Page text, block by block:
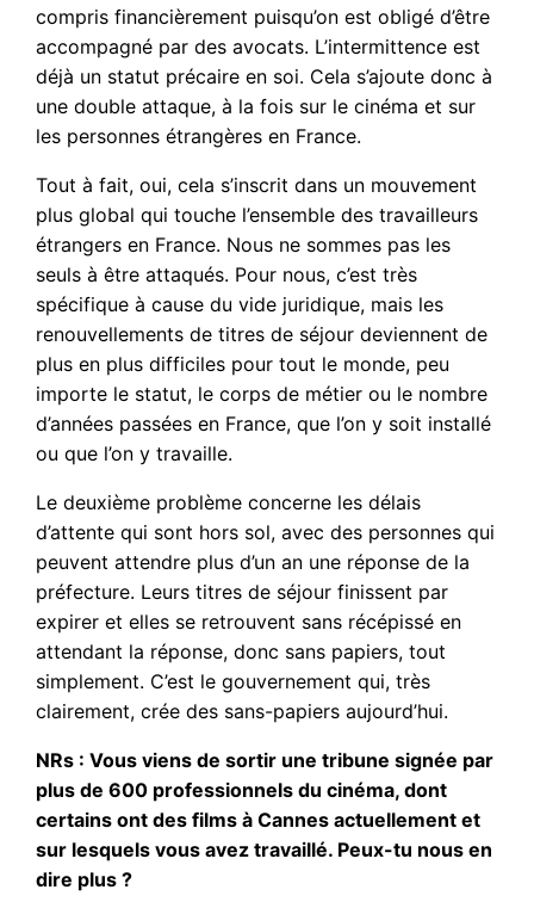
compris financièrement puisqu’on est obligé d’être
accompagné par des avocats. L’intermittence est
déjà un statut précaire en soi. Cela s’ajoute donc à
une double attaque, à la fois sur le cinéma et sur
les personnes étrangères en France.
Tout à fait, oui, cela s’inscrit dans un mouvement
plus global qui touche l’ensemble des travailleurs
étrangers en France. Nous ne sommes pas les
seuls à être attaqués. Pour nous, c’est très
spécifique à cause du vide juridique, mais les
renouvellements de titres de séjour deviennent de
plus en plus difficiles pour tout le monde, peu
importe le statut, le corps de métier ou le nombre
d’années passées en France, que l’on y soit installé
ou que l’on y travaille.
Le deuxième problème concerne les délais
d’attente qui sont hors sol, avec des personnes qui
peuvent attendre plus d’un an une réponse de la
préfecture. Leurs titres de séjour finissent par
expirer et elles se retrouvent sans récépissé en
attendant la réponse, donc sans papiers, tout
simplement. C’est le gouvernement qui, très
clairement, crée des sans-papiers aujourd’hui.
NRs : Vous viens de sortir une tribune signée par
plus de 600 professionnels du cinéma, dont
certains ont des films à Cannes actuellement et
sur lesquels vous avez travaillé. Peux-tu nous en
dire plus ?